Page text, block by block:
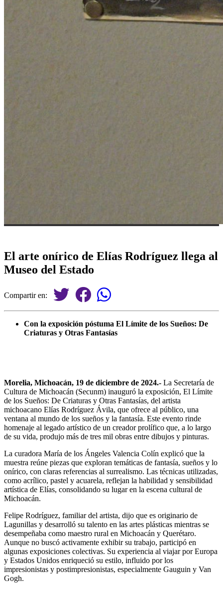
El arte onírico de Elías Rodríguez llega al
Museo del Estado
Compartir en:
Con la exposición póstuma El Límite de los Sueños: De
Criaturas y Otras Fantasías
Morelia, Michoacán, 19 de diciembre de 2024.- La Secretaría de
Cultura de Michoacán (Secunm) inauguró la exposición, El Límite
de los Sueños: De Criaturas y Otras Fantasías, del artista
michoacano Elías Rodríguez Ávila, que ofrece al público, una
ventana al mundo de los sueños y la fantasía. Este evento rinde
homenaje al legado artístico de un creador prolífico que, a lo largo
de su vida, produjo más de tres mil obras entre dibujos y pinturas.
La curadora María de los Ángeles Valencia Colín explicó que la
muestra reúne piezas que exploran temáticas de fantasía, sueños y lo
onírico, con claras referencias al surrealismo. Las técnicas utilizadas,
como acrílico, pastel y acuarela, reflejan la habilidad y sensibilidad
artística de Elías, consolidando su lugar en la escena cultural de
Michoacán.
Felipe Rodríguez, familiar del artista, dijo que es originario de
Lagunillas y desarrolló su talento en las artes plásticas mientras se
desempeñaba como maestro rural en Michoacán y Querétaro.
Aunque no buscó activamente exhibir su trabajo, participó en
algunas exposiciones colectivas. Su experiencia al viajar por Europa
y Estados Unidos enriqueció su estilo, influido por los
impresionistas y postimpresionistas, especialmente Gauguin y Van
Gogh.